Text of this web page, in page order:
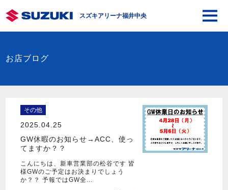
スズキアリーナ福井中央
お店ブログ
その他
2025.04.25
GW休暇のお知らせ→ACC、使っ
てますか？？
こんにちは、新車営業部の松谷です 皆
様GWのご予定はお決まりでしょう
か？？ 予報ではGW全…